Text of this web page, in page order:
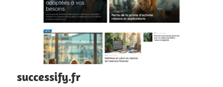
successify.fr